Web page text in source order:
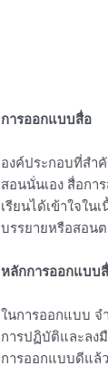
การออกแบบสื่อ
องค์ประกอบที่สำ
สอนนั่นเอง สื่อกา
เรียนได้เข้าใจใ
บรรยายหรือสอน
หลักการออกแบบ
ในการออกแบบ จ
การปฏิบัติและลง
การออกแบบดีแล้